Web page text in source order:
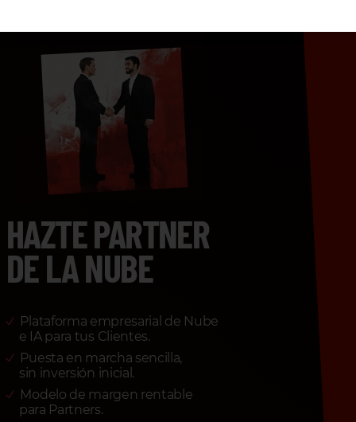
HAZTE PARTNER
DE LA NUBE
Plataforma empresarial de Nube
e IA para tus Clientes.
Puesta en marcha sencilla,
sin inversión inicial.
Modelo de margen rentable
para Partners.